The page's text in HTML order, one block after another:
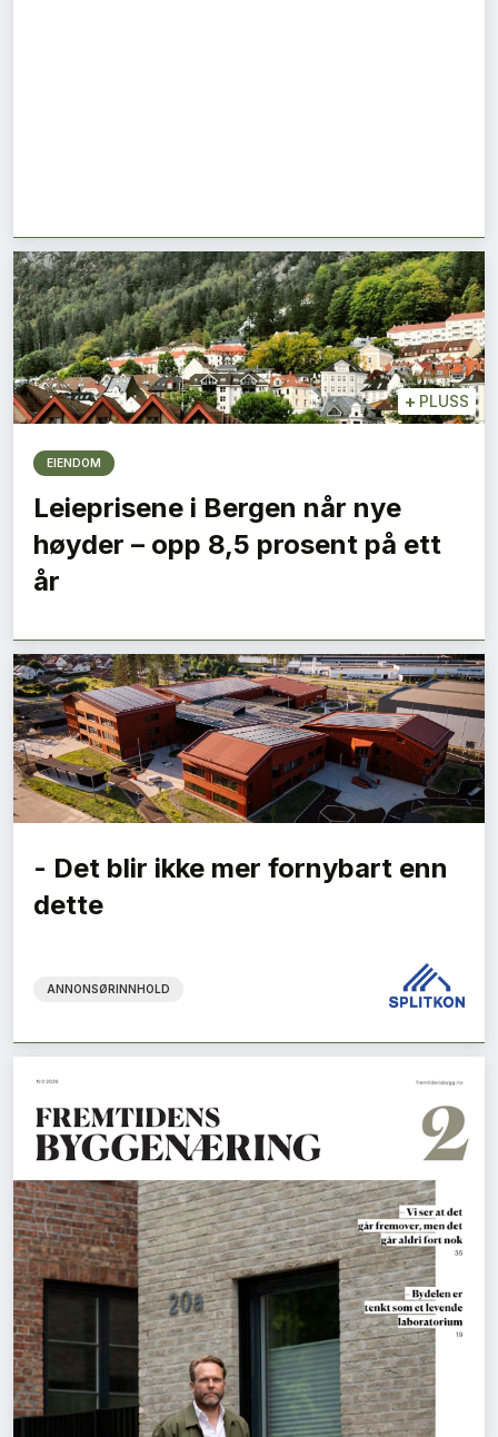
+ PLUSS
EIENDOM
Leieprisene i Bergen når nye
høyder – opp 8,5 prosent på ett
år
- Det blir ikke mer fornybart enn
dette
ANNONSØRINNHOLD